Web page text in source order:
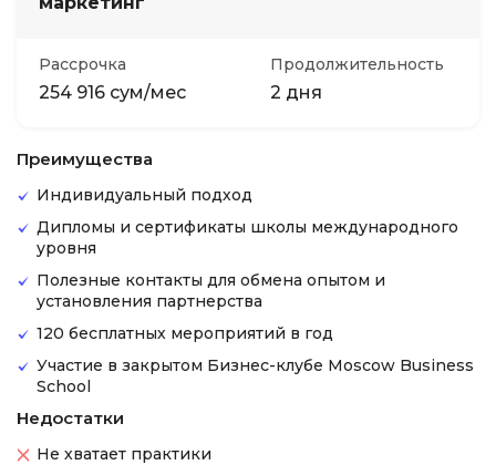
Рассрочка
254 916 сум/мес
Продолжительность
2 дня
Преимущества
Индивидуальный подход
Дипломы и сертификаты школы международного
уровня
Полезные контакты для обмена опытом и
установления партнерства
120 бесплатных мероприятий в год
Участие в закрытом Бизнес-клубе Moscow Business
School
Недостатки
Не хватает практики